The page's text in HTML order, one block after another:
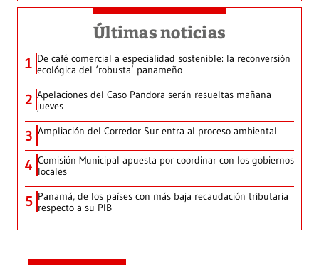
Últimas noticias
1 De café comercial a especialidad sostenible: la reconversión
ecológica del ‘robusta’ panameño
2 Apelaciones del Caso Pandora serán resueltas mañana
jueves
3 Ampliación del Corredor Sur entra al proceso ambiental
4 Comisión Municipal apuesta por coordinar con los gobiernos
locales
5 Panamá, de los países con más baja recaudación tributaria
respecto a su PIB